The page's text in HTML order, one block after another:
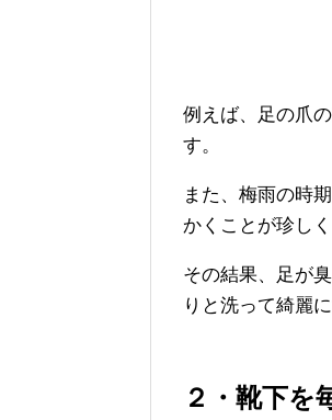
例えば、足の爪
す。
また、梅雨の時
かくことが珍し
その結果、足が
りと洗って綺麗
２・靴下を